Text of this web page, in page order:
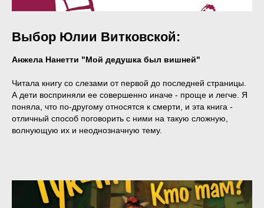
Выбор Юлии Витковской:
Анжела Нанетти "Мой дедушка был вишней"
Читала книгу со слезами от первой до последней страницы.
А дети восприняли ее совершенно иначе - проще и легче. Я
поняла, что по-другому относятся к смерти, и эта книга -
отличный способ поговорить с ними на такую сложную,
волнующую их и неоднозначную тему.